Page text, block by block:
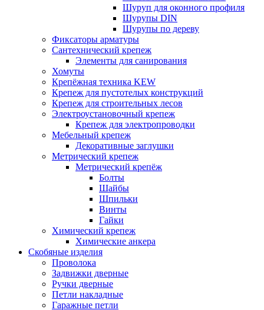
Шуруп для оконного профиля
Шурупы DIN
Шурупы по дереву
Фиксаторы арматуры
Сантехнический крепеж
Элементы для санирования
Хомуты
Крепёжная техника KEW
Крепеж для пустотелых конструкций
Крепеж для строительных лесов
Электроустановочный крепеж
Крепеж для электропроводки
Мебельный крепеж
Декоративные заглушки
Метрический крепеж
Метрический крепёж
Болты
Шайбы
Шпильки
Винты
Гайки
Химический крепеж
Химические анкера
Скобяные изделия
Проволока
Задвижки дверные
Ручки дверные
Петли накладные
Гаражные петли